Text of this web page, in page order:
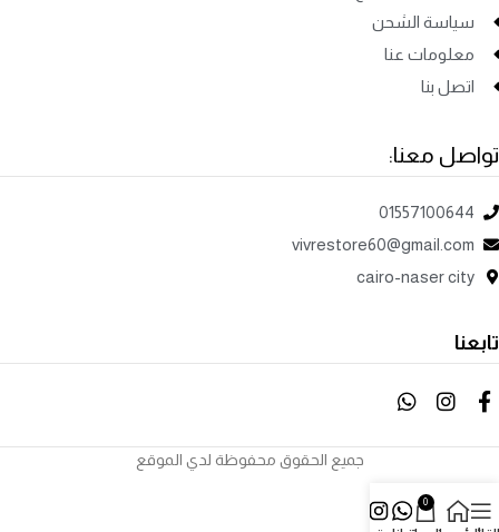
سياسة الشحن
معلومات عنا
اتصل بنا
تواصل معنا:
01557100644
vivrestore60@gmail.com
cairo-naser city
تابعنا
جميع الحقوق محفوظة لدي الموقع
0